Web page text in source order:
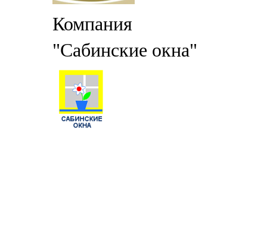
Компания
"Сабинские окна"